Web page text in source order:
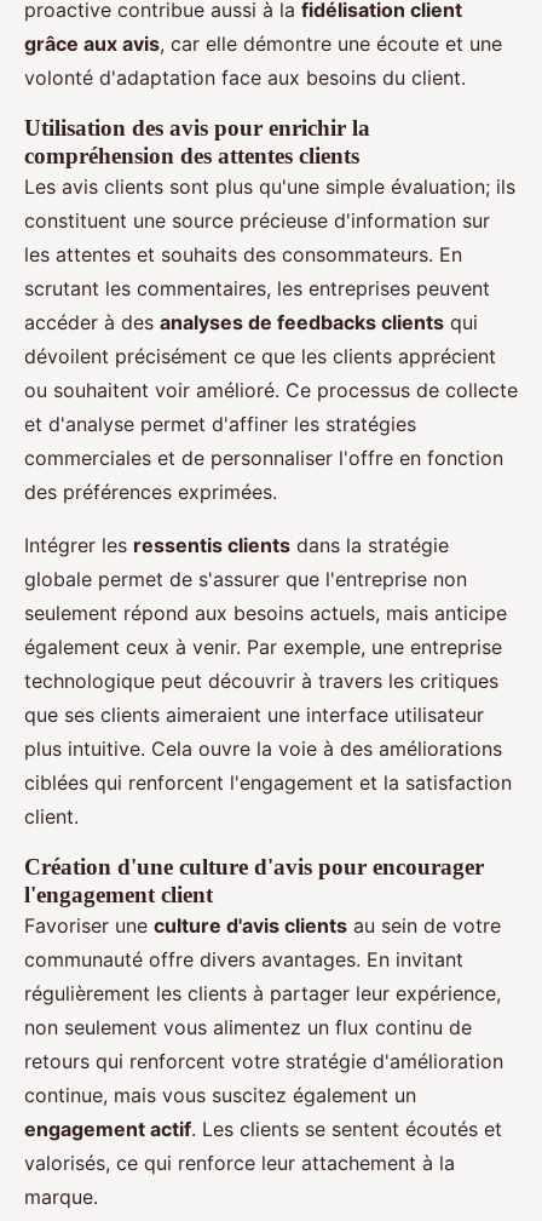
proactive contribue aussi à la fidélisation client
grâce aux avis, car elle démontre une écoute et une
volonté d'adaptation face aux besoins du client.
Utilisation des avis pour enrichir la
compréhension des attentes clients
Les avis clients sont plus qu'une simple évaluation; ils
constituent une source précieuse d'information sur
les attentes et souhaits des consommateurs. En
scrutant les commentaires, les entreprises peuvent
accéder à des analyses de feedbacks clients qui
dévoilent précisément ce que les clients apprécient
ou souhaitent voir amélioré. Ce processus de collecte
et d'analyse permet d'affiner les stratégies
commerciales et de personnaliser l'offre en fonction
des préférences exprimées.
Intégrer les ressentis clients dans la stratégie
globale permet de s'assurer que l'entreprise non
seulement répond aux besoins actuels, mais anticipe
également ceux à venir. Par exemple, une entreprise
technologique peut découvrir à travers les critiques
que ses clients aimeraient une interface utilisateur
plus intuitive. Cela ouvre la voie à des améliorations
ciblées qui renforcent l'engagement et la satisfaction
client.
Création d'une culture d'avis pour encourager
l'engagement client
Favoriser une culture d'avis clients au sein de votre
communauté offre divers avantages. En invitant
régulièrement les clients à partager leur expérience,
non seulement vous alimentez un flux continu de
retours qui renforcent votre stratégie d'amélioration
continue, mais vous suscitez également un
engagement actif. Les clients se sentent écoutés et
valorisés, ce qui renforce leur attachement à la
marque.